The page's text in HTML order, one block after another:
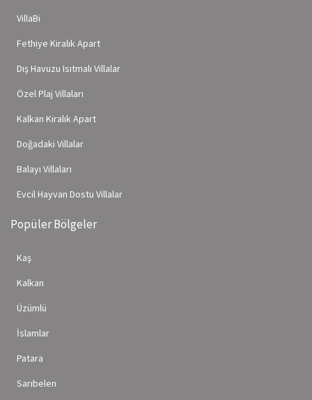
VillaBi
Fethiye Kiralık Apart
Dış Havuzu Isıtmalı Villalar
Özel Plaj Villaları
Kalkan Kiralık Apart
Doğadaki Villalar
Balayı Villaları
Evcil Hayvan Dostu Villalar
Popüler Bölgeler
Kaş
Kalkan
Üzümlü
İslamlar
Patara
Sarıbelen